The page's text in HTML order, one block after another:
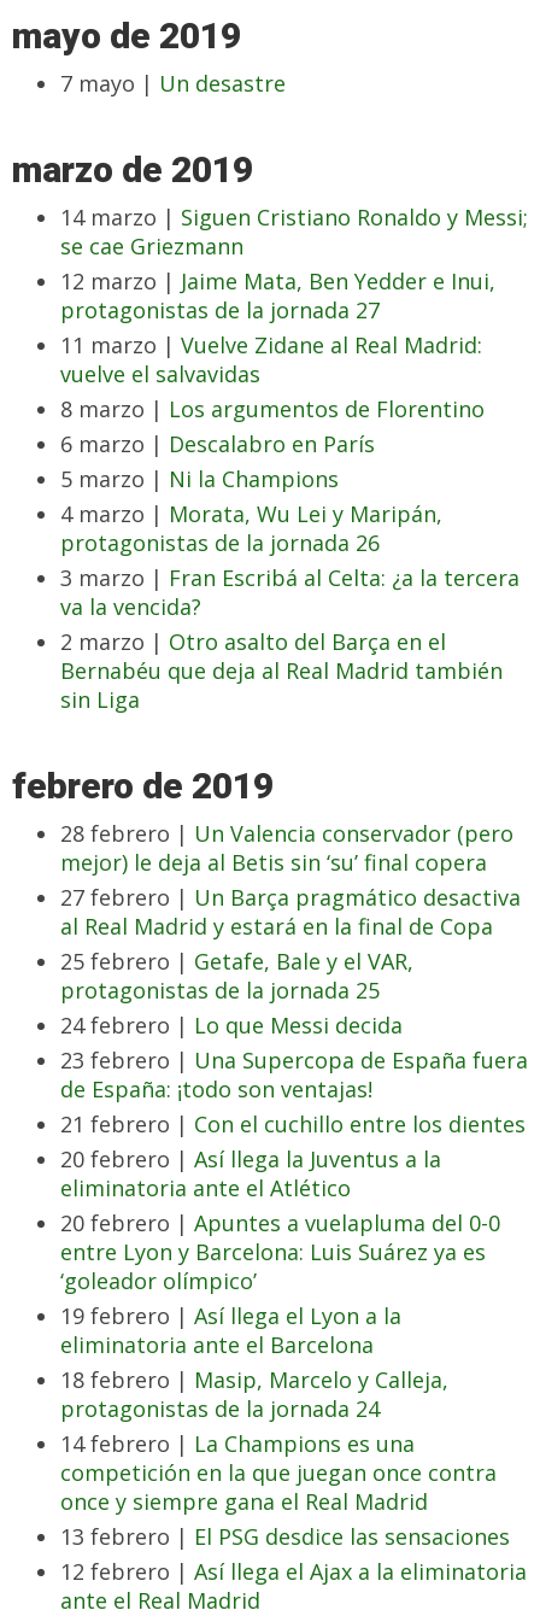
mayo de 2019
7 mayo | Un desastre
marzo de 2019
14 marzo | Siguen Cristiano Ronaldo y Messi;
se cae Griezmann
12 marzo | Jaime Mata, Ben Yedder e Inui,
protagonistas de la jornada 27
11 marzo | Vuelve Zidane al Real Madrid:
vuelve el salvavidas
8 marzo | Los argumentos de Florentino
6 marzo | Descalabro en París
5 marzo | Ni la Champions
4 marzo | Morata, Wu Lei y Maripán,
protagonistas de la jornada 26
3 marzo | Fran Escribá al Celta: ¿a la tercera
va la vencida?
2 marzo | Otro asalto del Barça en el
Bernabéu que deja al Real Madrid también
sin Liga
febrero de 2019
28 febrero | Un Valencia conservador (pero
mejor) le deja al Betis sin ‘su’ final copera
27 febrero | Un Barça pragmático desactiva
al Real Madrid y estará en la final de Copa
25 febrero | Getafe, Bale y el VAR,
protagonistas de la jornada 25
24 febrero | Lo que Messi decida
23 febrero | Una Supercopa de España fuera
de España: ¡todo son ventajas!
21 febrero | Con el cuchillo entre los dientes
20 febrero | Así llega la Juventus a la
eliminatoria ante el Atlético
20 febrero | Apuntes a vuelapluma del 0-0
entre Lyon y Barcelona: Luis Suárez ya es
‘goleador olímpico’
19 febrero | Así llega el Lyon a la
eliminatoria ante el Barcelona
18 febrero | Masip, Marcelo y Calleja,
protagonistas de la jornada 24
14 febrero | La Champions es una
competición en la que juegan once contra
once y siempre gana el Real Madrid
13 febrero | El PSG desdice las sensaciones
12 febrero | Así llega el Ajax a la eliminatoria
ante el Real Madrid